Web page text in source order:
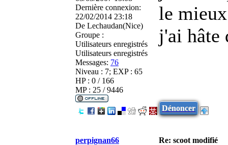
Dernière connexion:
22/02/2014 23:18
De Lechaudan(Nice)
Groupe :
Utilisateurs enregistrés
Utilisateurs enregistrés
Messages: 76
Niveau : 7; EXP : 65
HP : 0 / 166
MP : 25 / 9446
le mieux
j'ai hâte
Dénoncer
perpignan66 Re: scoot modifié